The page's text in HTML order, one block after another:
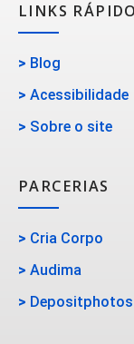
LINKS
> Blog
> Acessibilidade
> Sobre o site
PARCERIAS
> Cria Corpo
> Audima
> Depositphotos